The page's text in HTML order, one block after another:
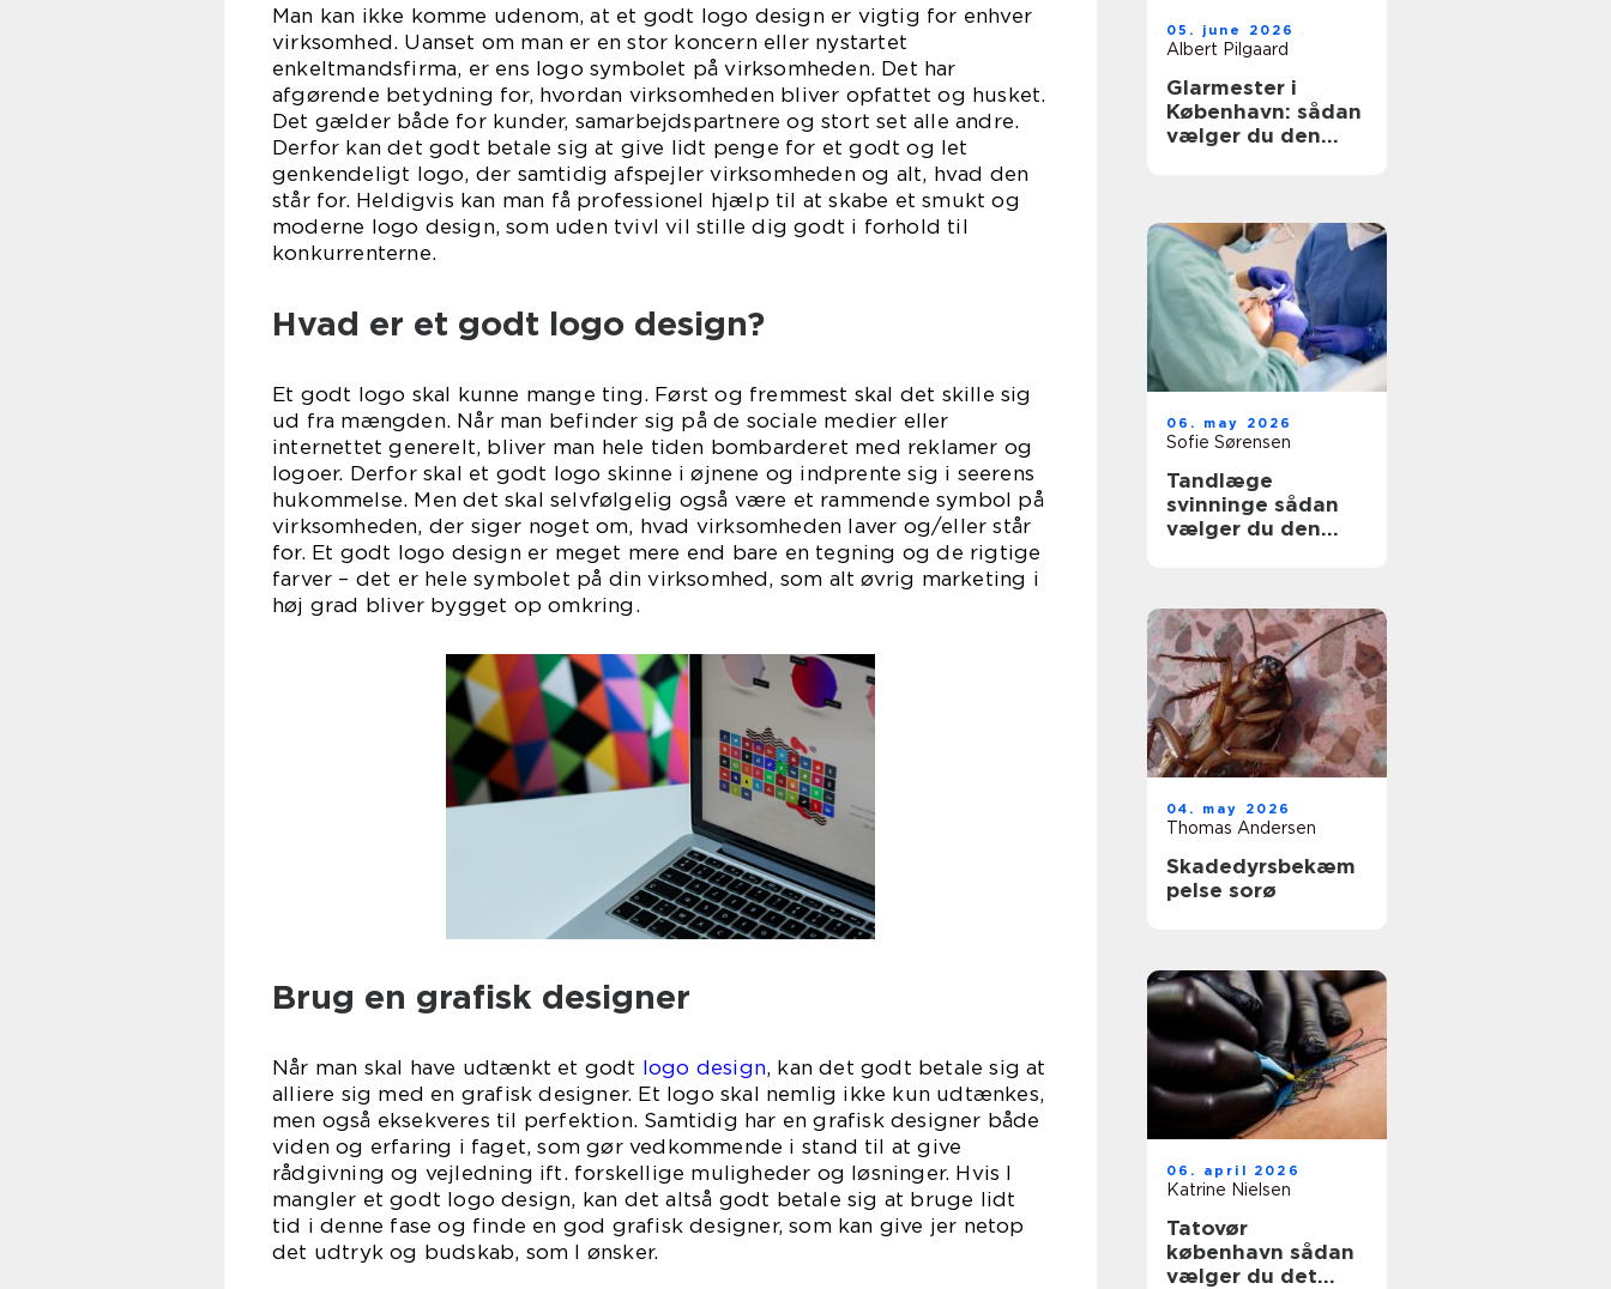
Man kan ikke komme udenom, at et godt logo design er vigtig for enhver
virksomhed. Uanset om man er en stor koncern eller nystartet
enkeltmandsfirma, er ens logo symbolet på virksomheden. Det har
afgørende betydning for, hvordan virksomheden bliver opfattet og husket.
Det gælder både for kunder, samarbejdspartnere og stort set alle andre.
Derfor kan det godt betale sig at give lidt penge for et godt og let
genkendeligt logo, der samtidig afspejler virksomheden og alt, hvad den
står for. Heldigvis kan man få professionel hjælp til at skabe et smukt og
moderne logo design, som uden tvivl vil stille dig godt i forhold til
konkurrenterne.
Hvad er et godt logo design?
Et godt logo skal kunne mange ting. Først og fremmest skal det skille sig
ud fra mængden. Når man befinder sig på de sociale medier eller
internettet generelt, bliver man hele tiden bombarderet med reklamer og
logoer. Derfor skal et godt logo skinne i øjnene og indprente sig i seerens
hukommelse. Men det skal selvfølgelig også være et rammende symbol på
virksomheden, der siger noget om, hvad virksomheden laver og/eller står
for. Et godt logo design er meget mere end bare en tegning og de rigtige
farver – det er hele symbolet på din virksomhed, som alt øvrig marketing i
høj grad bliver bygget op omkring.
Brug en grafisk designer
Når man skal have udtænkt et godt logo design, kan det godt betale sig at
alliere sig med en grafisk designer. Et logo skal nemlig ikke kun udtænkes,
men også eksekveres til perfektion. Samtidig har en grafisk designer både
viden og erfaring i faget, som gør vedkommende i stand til at give
rådgivning og vejledning ift. forskellige muligheder og løsninger. Hvis I
mangler et godt logo design, kan det altså godt betale sig at bruge lidt
tid i denne fase og finde en god grafisk designer, som kan give jer netop
det udtryk og budskab, som I ønsker.
05. june 2026
Albert Pilgaard
Glarmester i
København: sådan
vælger du den
06. may 2026
Sofie Sørensen
Tandlæge
svinninge sådan
vælger du den
04. may 2026
Thomas Andersen
Skadedyrsbekæm
pelse sorø
06. april 2026
Katrine Nielsen
Tatovør
københavn sådan
vælger du det